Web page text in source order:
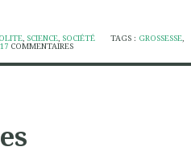
, SCIENCE, SOCIÉTÉ TAGS : GROSSESSE,
17 COMMENTAIRES